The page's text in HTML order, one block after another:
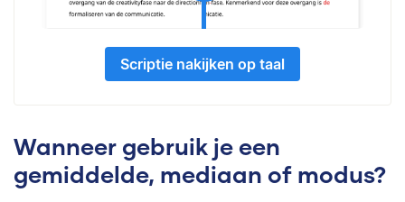
Scriptie nakijken op taal
Wanneer gebruik je een
gemiddelde, mediaan of modus?